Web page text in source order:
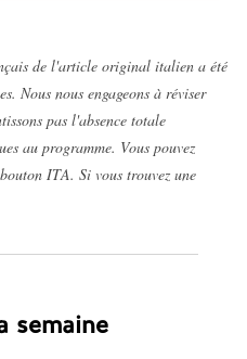
de l'article original italien a été
Nous nous engageons à réviser
pas l'absence totale
au programme. Vous pouvez
ITA. Si vous trouvez une
semaine